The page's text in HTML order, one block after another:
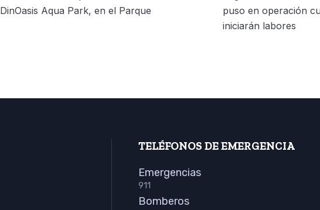
DinOasis Aqua Park, en el Parque
puso en operación
iniciarán labores
TELÉFONOS DE EMERGENCIA
Emergencias
911
Bomberos